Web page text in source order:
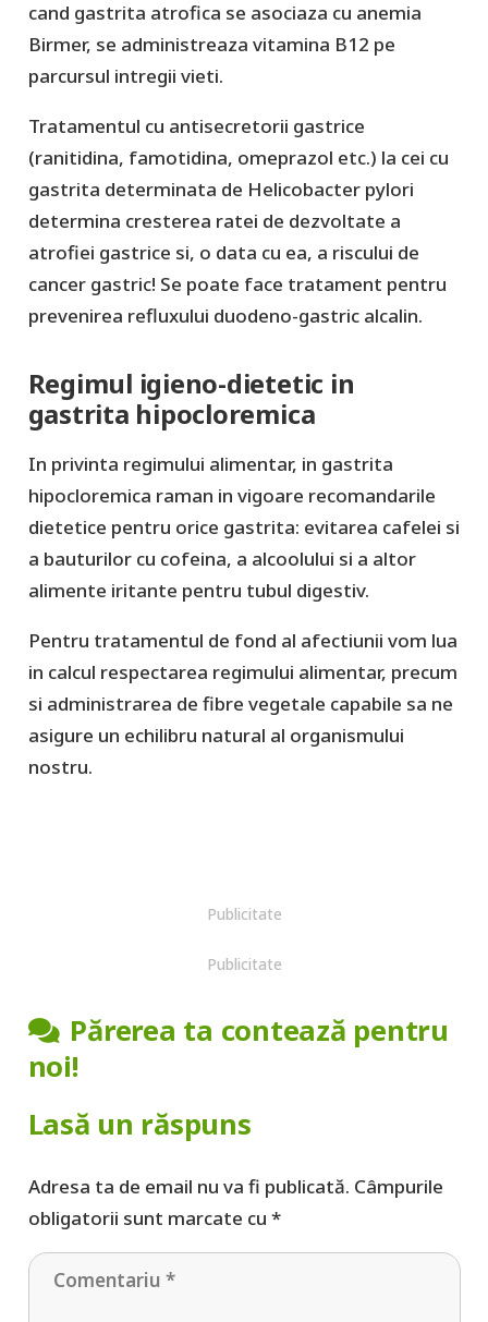
cand gastrita atrofica se asociaza cu anemia
Birmer, se administreaza vitamina B12 pe
parcursul intregii vieti.
Tratamentul cu antisecretorii gastrice
(ranitidina, famotidina, omeprazol etc.) la cei cu
gastrita determinata de Helicobacter pylori
determina cresterea ratei de dezvoltate a
atrofiei gastrice si, o data cu ea, a riscului de
cancer gastric! Se poate face tratament pentru
prevenirea refluxului duodeno-gastric alcalin.
Regimul igieno-dietetic in
gastrita hipocloremica
In privinta regimului alimentar, in gastrita
hipocloremica raman in vigoare recomandarile
dietetice pentru orice gastrita: evitarea cafelei si
a bauturilor cu cofeina, a alcoolului si a altor
alimente iritante pentru tubul digestiv.
Pentru tratamentul de fond al afectiunii vom lua
in calcul respectarea regimului alimentar, precum
si administrarea de fibre vegetale capabile sa ne
asigure un echilibru natural al organismului
nostru.
Publicitate
Publicitate
Părerea ta contează pentru
noi!
Lasă un răspuns
Adresa ta de email nu va fi publicată. Câmpurile
obligatorii sunt marcate cu *